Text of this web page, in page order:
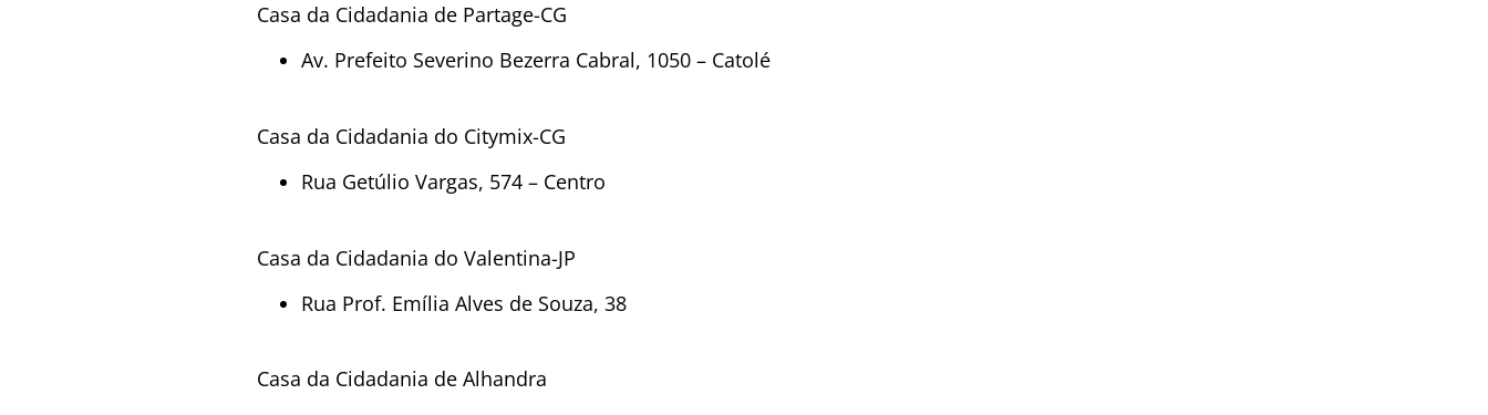
Casa da Cidadania de Partage-CG
Av. Prefeito Severino Bezerra Cabral, 1050 – Catolé
Casa da Cidadania do Citymix-CG
Rua Getúlio Vargas, 574 – Centro
Casa da Cidadania do Valentina-JP
Rua Prof. Emília Alves de Souza, 38
Casa da Cidadania de Alhandra